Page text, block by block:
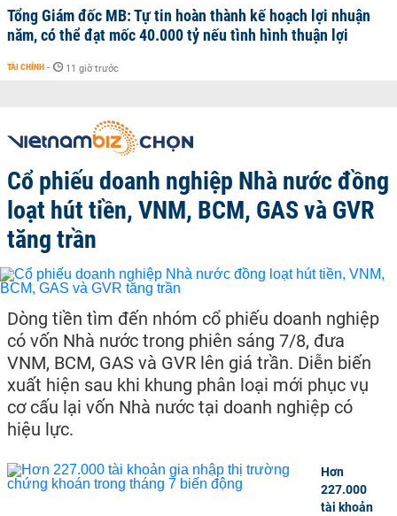
Tổng Giám đốc MB: Tự tin hoàn thành kế hoạch lợi nhuận
năm, có thể đạt mốc 40.000 tỷ nếu tình hình thuận lợi
TÀI CHÍNH - 11 giờ trước
Cổ phiếu doanh nghiệp Nhà nước đồng
loạt hút tiền, VNM, BCM, GAS và GVR
tăng trần
Dòng tiền tìm đến nhóm cổ phiếu doanh nghiệp
có vốn Nhà nước trong phiên sáng 7/8, đưa
VNM, BCM, GAS và GVR lên giá trần. Diễn biến
xuất hiện sau khi khung phân loại mới phục vụ
cơ cấu lại vốn Nhà nước tại doanh nghiệp có
hiệu lực.
Hơn
227.000
tài khoản